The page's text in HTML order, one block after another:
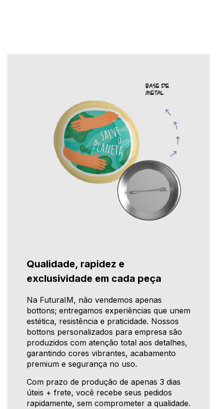
Qualidade, rapidez e
exclusividade em cada peça
Na FuturaIM, não vendemos apenas
bottons; entregamos experiências que unem
estética, resistência e praticidade. Nossos
bottons personalizados para empresa são
produzidos com atenção total aos detalhes,
garantindo cores vibrantes, acabamento
premium e segurança no uso.
Com prazo de produção de apenas 3 dias
úteis + frete, você recebe seus pedidos
rapidamente, sem comprometer a qualidade.